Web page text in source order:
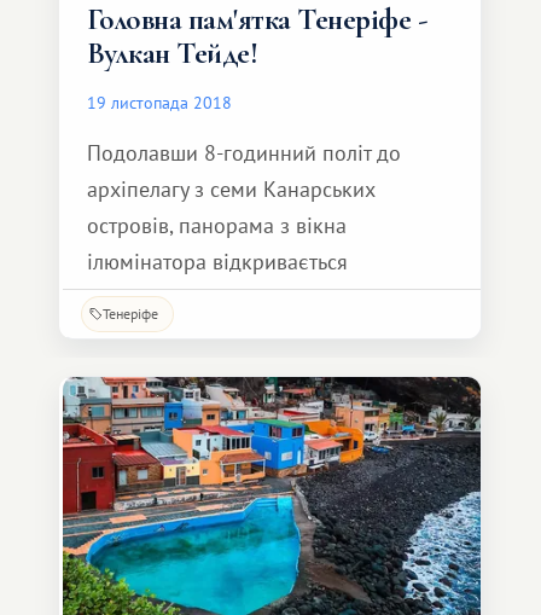
Головна пам'ятка Тенеріфе -
Вулкан Тейде!
19 листопада 2018
Подолавши 8-годинний політ до
архіпелагу з семи Канарських
островів, панорама з вікна
ілюмінатора відкривається
фантастична! Дух захоплює!
Конусоподібна «маківка» гордо
височить над островом Тенеріфе —
вулкан Тейде.
Тенеріфе